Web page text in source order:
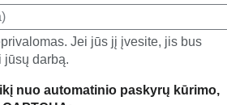
Jei jūs jį įvesite, jis bus
jūsų darbą.
nuo automatinio paskyrų kūrimo,